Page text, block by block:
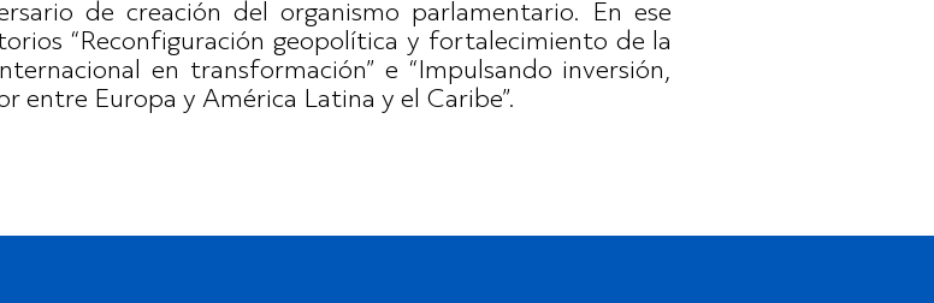
de creación del organismo parlamentario. En ese
“Reconfiguración geopolítica y fortalecimiento de la
en transformación” e “Impulsando inversión,
entre Europa y América Latina y el Caribe”.